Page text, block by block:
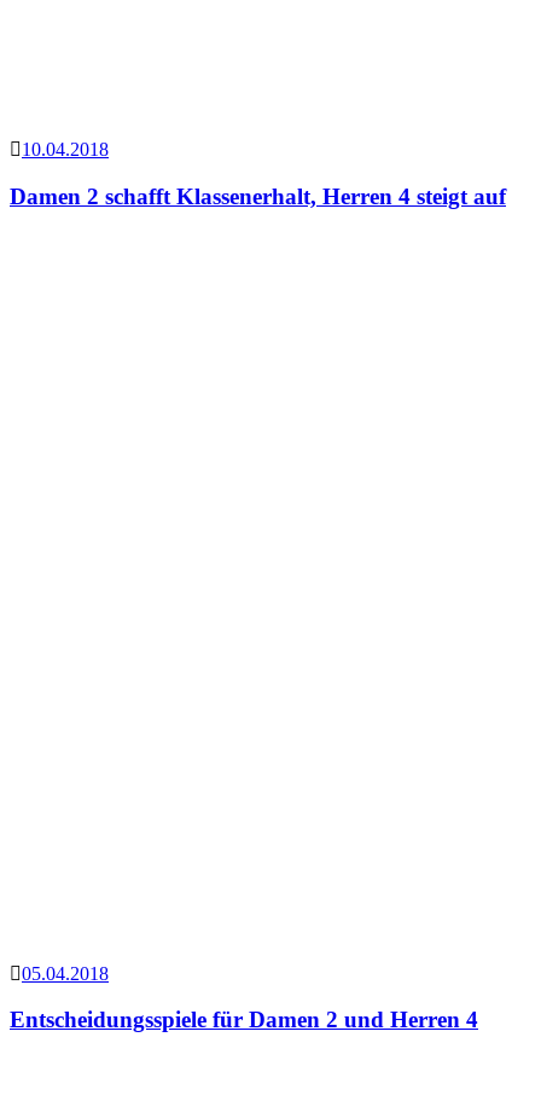
10.04.2018
Damen 2 schafft Klassenerhalt, Herren 4 steigt auf
05.04.2018
Entscheidungsspiele für Damen 2 und Herren 4